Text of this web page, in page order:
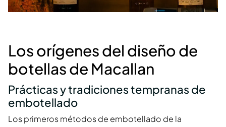
Los orígenes del diseño de
botellas de Macallan
Prácticas y tradiciones tempranas de
embotellado
Los primeros métodos de embotellado de la